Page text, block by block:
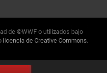
de ©WWF o utilizados bajo
licencia de Creative Commons.